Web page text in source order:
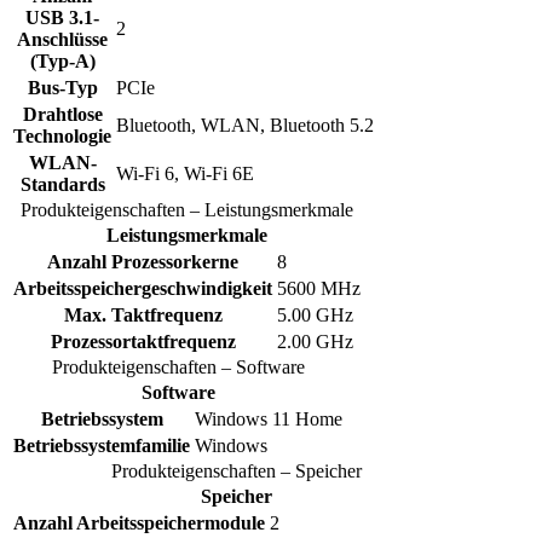
USB 3.1-
Anschlüsse
(Typ-A)
2
Bus-Typ
PCIe
Drahtlose
Technologie
Bluetooth, WLAN, Bluetooth 5.2
WLAN-
Standards
Wi-Fi 6, Wi-Fi 6E
Produkteigenschaften – Leistungsmerkmale
Leistungsmerkmale
Anzahl Prozessorkerne
8
Arbeitsspeichergeschwindigkeit 5600 MHz
Max. Taktfrequenz
5.00 GHz
Prozessortaktfrequenz
2.00 GHz
Produkteigenschaften – Software
Software
Betriebssystem
Windows 11 Home
Betriebssystemfamilie Windows
Produkteigenschaften – Speicher
Speicher
Anzahl Arbeitsspeichermodule 2